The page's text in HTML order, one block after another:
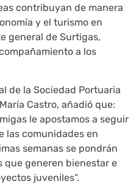
contribuyan de manera
y el turismo en
general de Surtigas,
a los
de la Sociedad Portuaria
Castro, añadió que:
le apostamos a seguir
las comunidades en
semanas se pondrán
que generen bienestar e
juveniles”.